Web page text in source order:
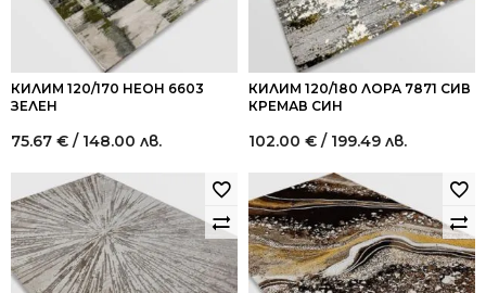
КИЛИМ 120/170 НЕОН 6603
ЗЕЛЕН
75.67 € / 148.00 лв.
КИЛИМ 120/180 ЛОРА 7871 СИВ
КРЕМАВ СИН
102.00 € / 199.49 лв.